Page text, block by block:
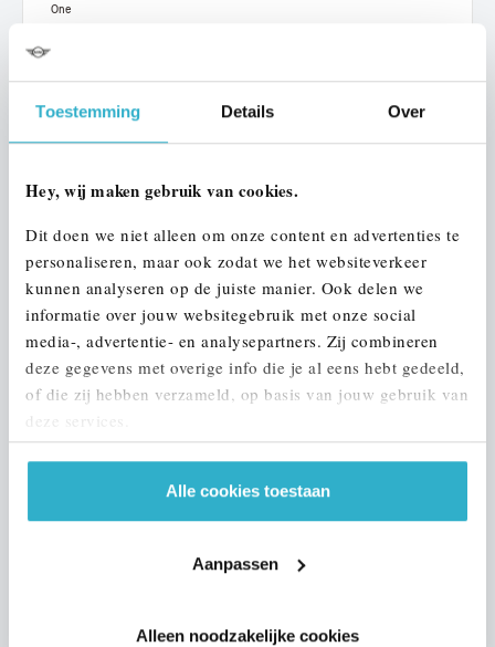
Toestemming Details Over
Hey, wij maken gebruik van cookies.
Dit doen we niet alleen om onze content en advertenties te
personaliseren, maar ook zodat we het websiteverkeer
kunnen analyseren op de juiste manier. Ook delen we
informatie over jouw websitegebruik met onze social
media-, advertentie- en analysepartners. Zij combineren
deze gegevens met overige info die je al eens hebt gedeeld,
of die zij hebben verzameld, op basis van jouw gebruik van
deze services.
Alle cookies toestaan
Aanpassen
Alleen noodzakelijke cookies
One
Eindhoven